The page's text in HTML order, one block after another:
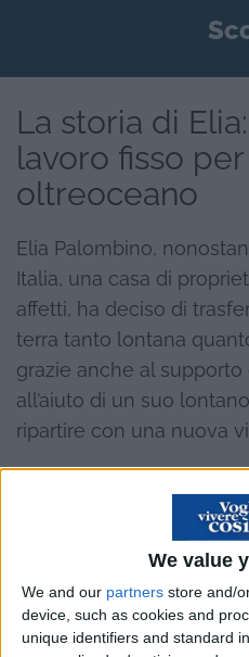
We value
We and our partners store and/
device, such as cookies and
unique identifiers and standard
La storia di
lavoro fisso
oltreoceano
Elia Palombino,
Italia, una casa di
affetti, ha deciso di
terra tanto lontana
grazie anche al
all’aiuto di un suo
ripartire con una nuova
Un cambiamento che gli
realizzare un sogno e
dose di coraggio, perché
di sapere che siamo